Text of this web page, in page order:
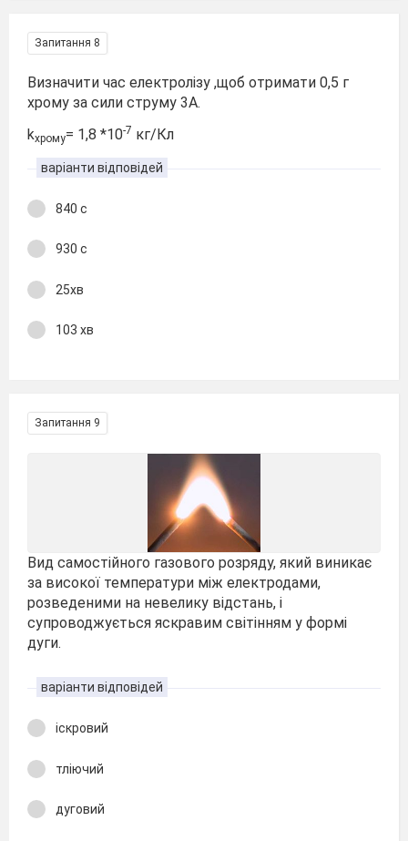
Запитання 8
Визначити час електролізу ,щоб отримати 0,5 г
хрому за сили струму 3А.
kхрому= 1,8 *10-7 кг/Кл
варіанти відповідей
840 с
930 с
25хв
103 хв
Запитання 9
Вид самостійного газового розряду, який виникає
за високої температури між електродами,
розведеними на невелику відстань, і
супроводжується яскравим світінням у формі
дуги.
варіанти відповідей
іскровий
тліючий
дуговий